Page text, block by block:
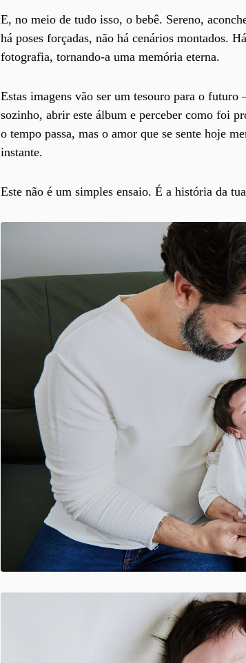
E, no meio de tudo isso, o bebê. Sereno,
há poses forçadas, não há cenários montados.
fotografia, tornando-a uma memória eterna.
Estas imagens vão ser um tesouro para o
sozinho, abrir este álbum e perceber como foi
o tempo passa, mas o amor que se sente hoje
instante.
Este não é um simples ensaio. É a história da